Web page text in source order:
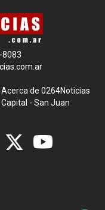
8083
|Acerca de 0264Noticias
- San Juan